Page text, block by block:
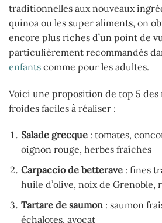
traditionnelles aux nouveaux
quinoa ou les super aliments, on
encore plus riches d’un point de
particulièrement recommandés
enfants comme pour les adultes.
Voici une proposition de top 5 des
froides faciles à réaliser :
Salade grecque: tomates,
oignon rouge, herbes fraîches
Carpaccio de betterave: fines
huile d’olive, noix de Grenoble,
Tartare de saumon: saumon
échalotes, avocat